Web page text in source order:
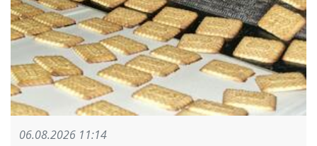
06.08.2026 11:14